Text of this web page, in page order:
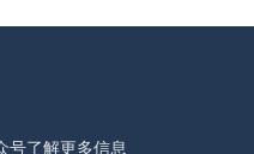
号了解更多信息